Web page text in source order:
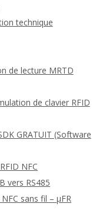
technique
de lecture MRTD
de clavier RFID
GRATUIT (Software
NFC
vers RS485
sans fil – μFR